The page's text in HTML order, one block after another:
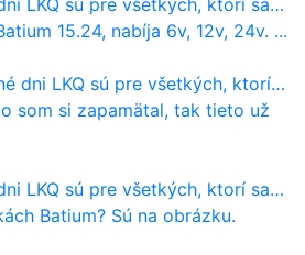
sú pre všetkých, ktorí sa chcú dozvedieť niečo viac
15.24, nabíja 6v, 12v, 24v. ...
LKQ sú pre všetkých, ktorí sa chcú dozvedieť niečo viac
som si zapamätal, tak tieto už
sú pre všetkých, ktorí sa chcú dozvedieť niečo viac
Batium? Sú na obrázku.